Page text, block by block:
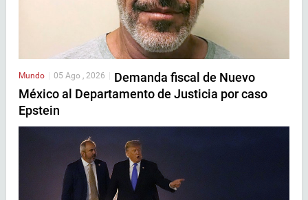
Mundo 05 Ago , 2026
Demanda fiscal de Nuevo
México al Departamento de Justicia por caso
Epstein